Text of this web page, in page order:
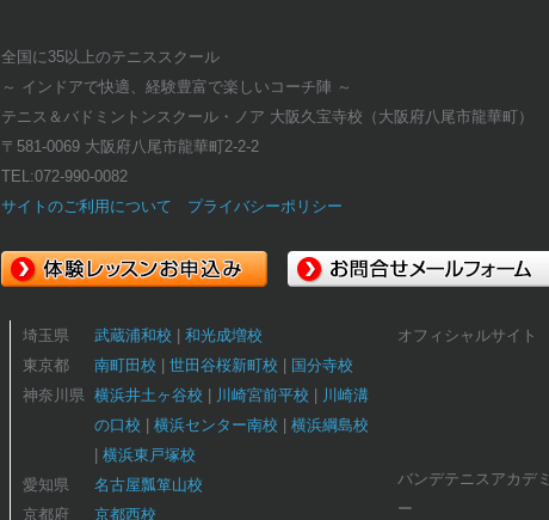
全国に35以上のテニススクール
～ インドアで快適、経験豊富で楽しいコーチ陣 ～
テニス＆バドミントンスクール・ノア 大阪久宝寺校（大阪府八尾市龍華町）
〒581-0069 大阪府八尾市龍華町2-2-2
TEL:072-990-0082
サイトのご利用について
プライバシーポリシー
埼玉県 武蔵浦和校
和光成増校
東京都
南町田校 世田谷桜新町校
国分寺校
神奈川県 横浜井土ヶ谷校 川崎宮前平校
川崎溝
の口校
横浜センター南校
横浜綱島校
横浜東戸塚校
愛知県
名古屋瓢箪山校
京都府
京都西校
オフィシャルサイト
バンデテニスアカデミ
ー